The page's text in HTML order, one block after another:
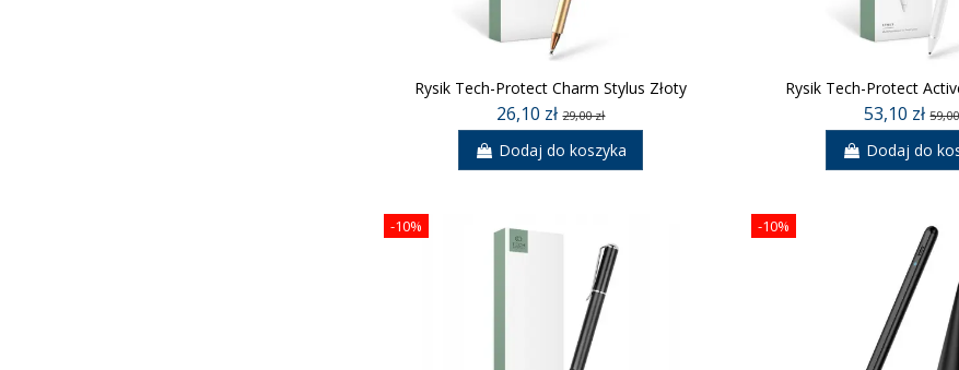
Rysik Tech-Protect Charm Stylus Złoty
26,10 zł29,00 zł
Dodaj do koszyka
Rysik Tech-Protect
53,10 zł
Dodaj do
-10% -10%